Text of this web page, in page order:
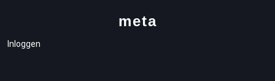
meta
Inloggen